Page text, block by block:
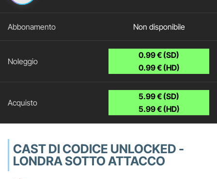
Non disponibile
0.99 € (SD)
0.99 € (HD)
5.99 € (SD)
5.99 € (HD)
CAST DI CODICE UNLOCKED -
LONDRA SOTTO ATTACCO